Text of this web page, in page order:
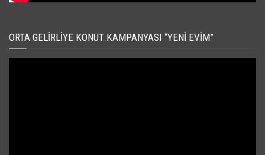
ORTA GELIRLIYE KONUT KAMPANYASI “YENI EVIM”